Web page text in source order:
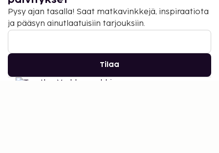
Pysy ajan tasalla! Saat matkavinkkejä, inspiraatiota
ja pääsyn ainutlaatuisiin tarjouksiin.
Tilaa